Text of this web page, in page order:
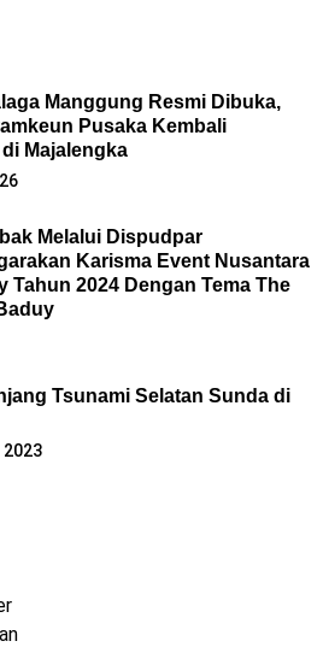
Manggung Resmi Dibuka,
Pusaka Kembali
Majalengka
Melalui Dispudpar
Karisma Event Nusantara
Tahun 2024 Dengan Tema The
Tsunami Selatan Sunda di
2023